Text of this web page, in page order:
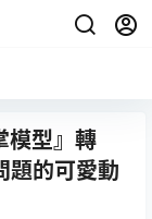
模型』轉
題的可愛動